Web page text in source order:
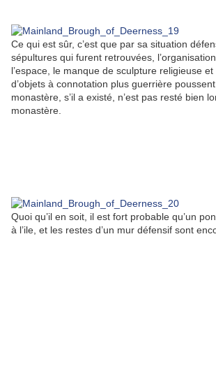
Ce qui est sûr, c’est que par sa situation
sépultures qui furent retrouvées,
l’espace, le manque de sculpture religieuse
d’objets à connotation plus guerrière
monastère, s’il a existé, n’est pas resté bien
monastère.
Quoi qu’il en soit, il est fort probable qu’un
à l’ile, et les restes d’un mur défensif sont